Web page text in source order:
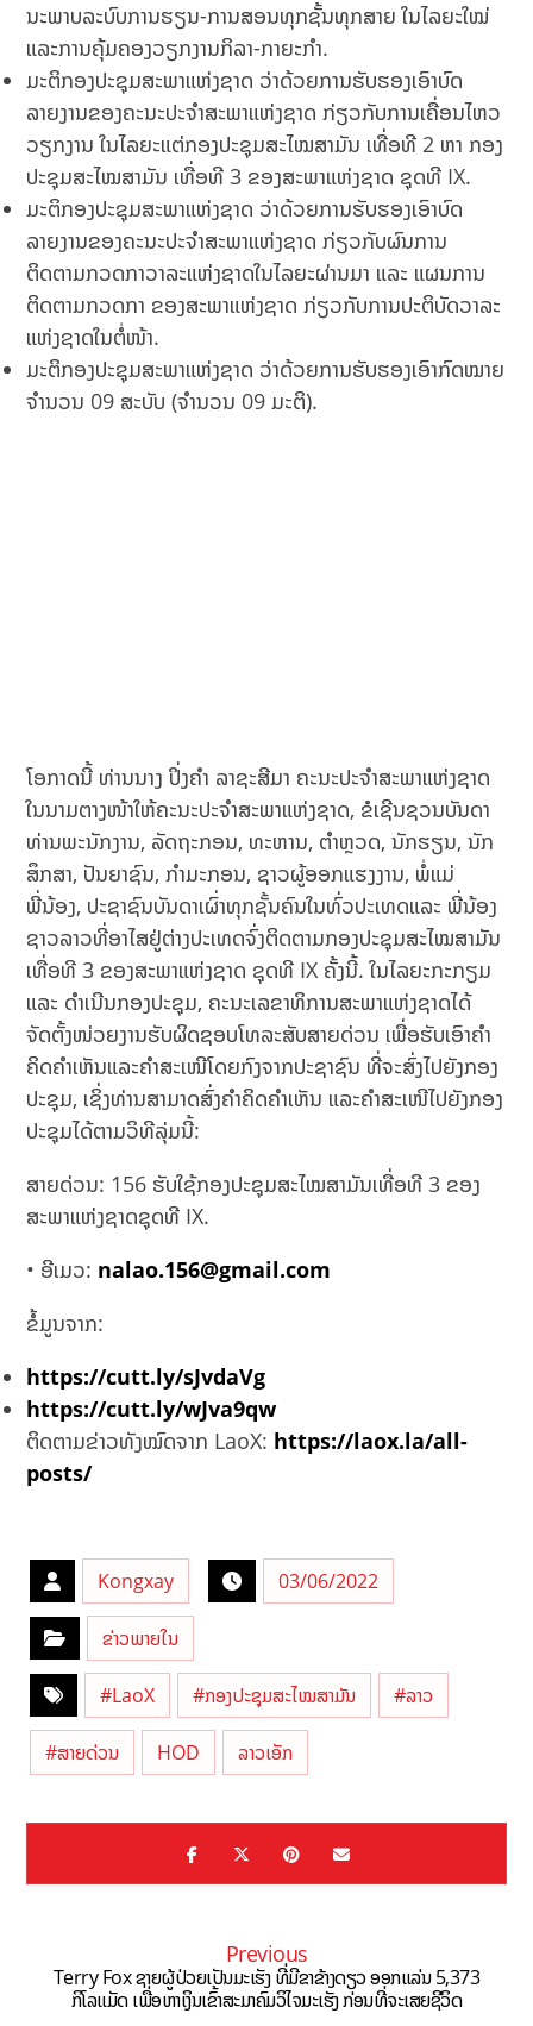
ນະພາບລະບົບການຮຽນ-ການສອນທຸກຊັ້ນທຸກສາຍ ໃນໄລຍະໃໝ່
ແລະການຄຸ້ມຄອງວຽກງານກິລາ-ກາຍະກໍາ.
ມະຕິກອງປະຊຸມສະພາແຫ່ງຊາດ ວ່າດ້ວຍການຮັບຮອງເອົາບົດ
ລາຍງານຂອງຄະນະປະຈໍາສະພາແຫ່ງຊາດ ກ່ຽວກັບການເຄື່ອນໄຫວ
ວຽກງານ ໃນໄລຍະແຕ່ກອງປະຊຸມສະໄໝສາມັນ ເທື່ອທີ 2 ຫາ ກອງ
ປະຊຸມສະໄໝສາມັນ ເທື່ອທີ 3 ຂອງສະພາແຫ່ງຊາດ ຊຸດທີ IX.
ມະຕິກອງປະຊຸມສະພາແຫ່ງຊາດ ວ່າດ້ວຍການຮັບຮອງເອົາບົດ
ລາຍງານຂອງຄະນະປະຈໍາສະພາແຫ່ງຊາດ ກ່ຽວກັບຜົນການ
ຕິດຕາມກວດກາວາລະແຫ່ງຊາດໃນໄລຍະຜ່ານມາ ແລະ ແຜນການ
ຕິດຕາມກວດກາ ຂອງສະພາແຫ່ງຊາດ ກ່ຽວກັບການປະຕິບັດວາລະ
ແຫ່ງຊາດໃນຕໍ່ໜ້າ.
ມະຕິກອງປະຊຸມສະພາແຫ່ງຊາດ ວ່າດ້ວຍການຮັບຮອງເອົາກົດໝາຍ
ຈໍານວນ 09 ສະບັບ (ຈໍານວນ 09 ມະຕິ).
ໂອກາດນີ້ ທ່ານນາງ ປິ່ງຄໍາ ລາຊະສີມາ ຄະນະປະຈໍາສະພາແຫ່ງຊາດ
ໃນນາມຕາງໜ້າໃຫ້ຄະນະປະຈຳສະພາແຫ່ງຊາດ, ຂໍເຊີນຊວນບັນດາ
ທ່ານພະນັກງານ, ລັດຖະກອນ, ທະຫານ, ຕຳຫຼວດ, ນັກຮຽນ, ນັກ
ສຶກສາ, ປັນຍາຊົນ, ກຳມະກອນ, ຊາວຜູ້ອອກແຮງງານ, ພໍ່ແມ່
ພີ່ນ້ອງ, ປະຊາຊົນບັນດາເຜົ່າທຸກຊັ້ນຄົນໃນທົ່ວປະເທດແລະ ພີ່ນ້ອງ
ຊາວລາວທີ່ອາໄສຢູ່ຕ່າງປະເທດຈົ່ງຕິດຕາມກອງປະຊຸມສະໄໝສາມັນ
ເທື່ອທີ 3 ຂອງສະພາແຫ່ງຊາດ ຊຸດທີ IX ຄັ້ງນີ້. ໃນໄລຍະກະກຽມ
ແລະ ດຳເນີນກອງປະຊຸມ, ຄະນະເລຂາທິການສະພາແຫ່ງຊາດໄດ້
ຈັດຕັ້ງໜ່ວຍງານຮັບຜິດຊອບໂທລະສັບສາຍດ່ວນ ເພື່ອຮັບເອົາຄຳ
ຄິດຄຳເຫັນແລະຄຳສະເໜີໂດຍກົງຈາກປະຊາຊົນ ທີ່ຈະສົ່ງໄປຍັງກອງ
ປະຊຸມ, ເຊິ່ງທ່ານສາມາດສົ່ງຄຳຄິດຄຳເຫັນ ແລະຄຳສະເໜີໄປຍັງກອງ
ປະຊຸມໄດ້ຕາມວິທີລຸ່ມນີ້:
ສາຍດ່ວນ: 156 ຮັບໃຊ້ກອງປະຊຸມສະໄໝສາມັນເທື່ອທີ 3 ຂອງ
ສະພາແຫ່ງຊາດຊຸດທີ IX.
• ອີເມວ: nalao.156@gmail.com
ຂໍ້ມູນຈາກ:
https://cutt.ly/sJvdaVg
https://cutt.ly/wJva9qw
ຕິດຕາມຂ່າວທັງໝົດຈາກ LaoX: https://laox.la/all-
posts/
Kongxay 03/06/2022
ຂ່າວພາຍໃນ
#LaoX #ກອງປະຊຸມສະໄໝສາມັນ #ລາວ
#ສາຍດ່ວນ HOD ລາວເອັກ
Previous
Terry Fox ຊາຍຜູ້ປ່ວຍເປັນມະເຮັງ ທີ່ມີຂາຂ້າງດຽວ ອອກແລ່ນ 5,373
ກິໂລແມັດ ເພື່ອຫາເງິນເຂົ້າສະມາຄົມວິໄຈມະເຮັງ ກ່ອນທີ່ຈະເສຍຊີວິດ